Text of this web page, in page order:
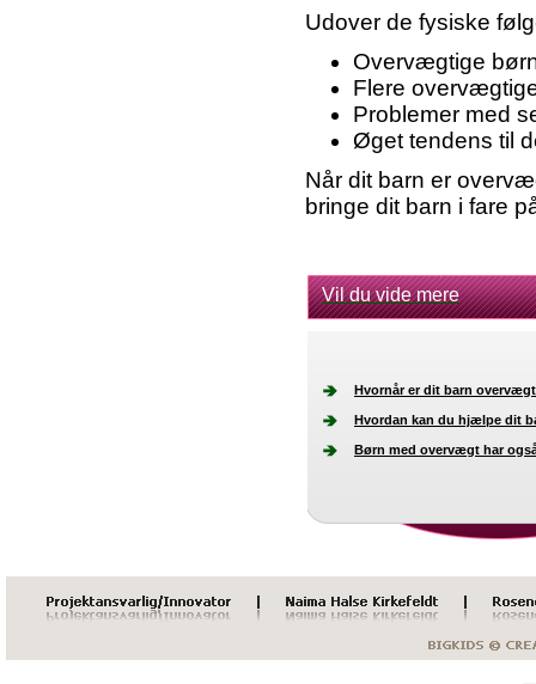
Udover de fysiske
Overvægtige
Flere
Problemer med
Øget tendens til
Når dit barn er
bringe dit barn i fare
Vil du vide mere
Hvornår er dit barn
Hvordan kan du hjælpe dit
Børn med overvægt har